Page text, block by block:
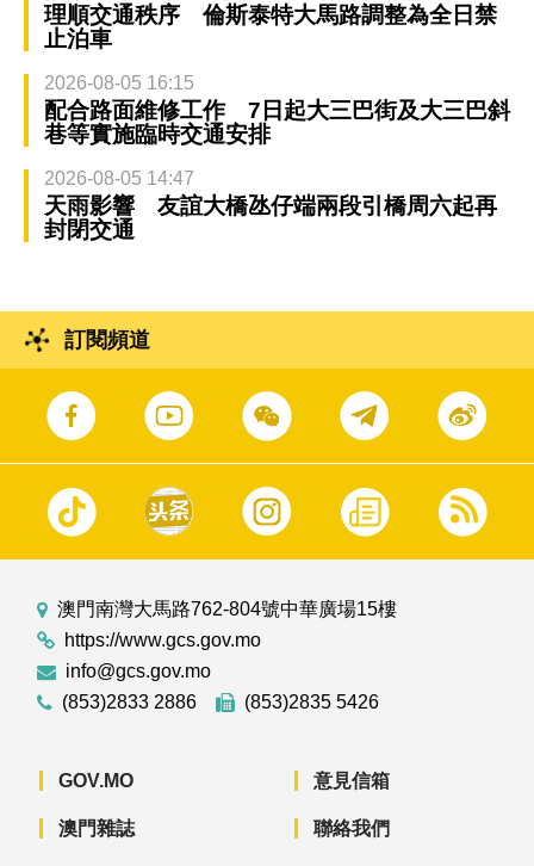
理順交通秩序 倫斯泰特大馬路調整為全日禁
止泊車
2026-08-05 16:15
配合路面維修工作 7日起大三巴街及大三巴斜
巷等實施臨時交通安排
2026-08-05 14:47
天雨影響 友誼大橋氹仔端兩段引橋周六起再
封閉交通
訂閱頻道
澳門南灣大馬路762-804號中華廣場15樓
https://www.gcs.gov.mo
info@gcs.gov.mo
(853)2833 2886
(853)2835 5426
GOV.MO
澳門雜誌
意見信箱
聯絡我們